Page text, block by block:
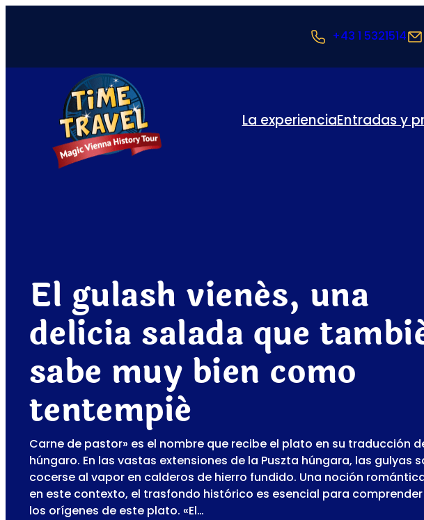
+43 1 5321514
La experienciaEntradas y
El gulash vienés, una
delicia salada que
sabe muy bien como
tentempié
Carne de pastor» es el nombre que recibe el plato en su traducción
húngaro. En las vastas extensiones de la Puszta húngara, las gulyas
cocerse al vapor en calderos de hierro fundido. Una noción
en este contexto, el trasfondo histórico es esencial para
los orígenes de este plato. «El…